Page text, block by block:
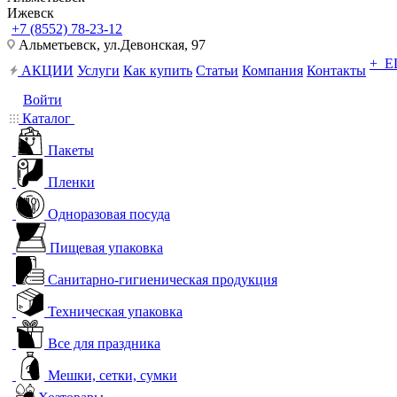
Ижевск
+7 (8552) 78-23-12
Альметьевск, ​ул.Девонская, 97
АКЦИИ Услуги Как купить Статьи Компания Контакты +
Войти
Каталог
Пакеты
Пленки
Одноразовая посуда
Пищевая упаковка
Санитарно-гигиеническая продукция
Техническая упаковка
Все для праздника
Мешки, сетки, сумки